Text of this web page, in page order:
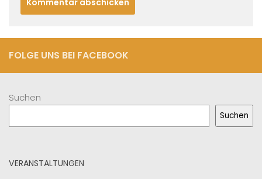
FOLGE UNS BEI FACEBOOK
Suchen
Suchen
VERANSTALTUNGEN